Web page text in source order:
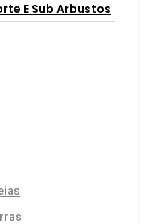
E Sub Arbustos